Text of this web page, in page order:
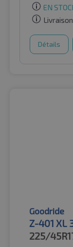
EN
Détails
Goodride
Z-401 XL
225/